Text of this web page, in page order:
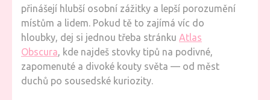
přinášejí hlubší osobní zážitky a lepší porozumění
místům a lidem. Pokud tě to zajímá víc do
hloubky, dej si jednou třeba stránku Atlas
Obscura, kde najdeš stovky tipů na podivné,
zapomenuté a divoké kouty světa — od měst
duchů po sousedské kuriozity.